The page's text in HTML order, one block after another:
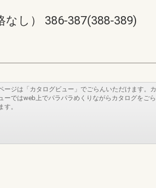
し） 386-387(388-389)
ージは「カタログビュー」でごらんいただけます。カ
ーではweb上でパラパラめくりながらカタログをごら
す。